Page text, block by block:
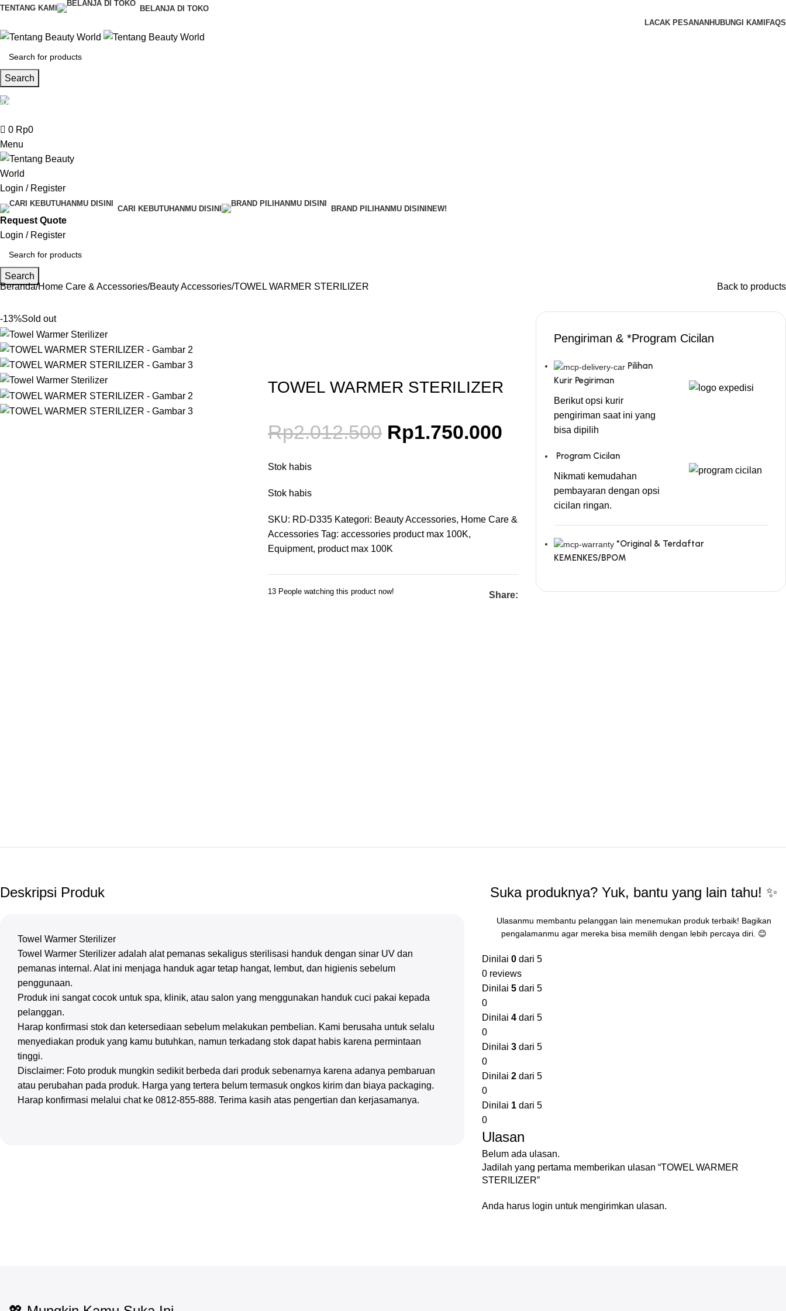
TENTANG KAMI
BELANJA DI TOKO
LACAK PESANAN HUBUNGI KAMI FAQS
Search
0 Rp0
Menu
Login / Register
CARI KEBUTUHANMU DISINI BRAND PILIHANMU DISINI NEW!
Request Quote
Login / Register
Search
Beranda Home Care & Accessories Beauty Accessories TOWEL WARMER STERILIZER Back to products
-13%Sold out
TOWEL WARMER STERILIZER
Rp2.012.500 Rp1.750.000
Stok habis
Stok habis
SKU: RD-D335 Kategori: Beauty Accessories, Home Care &
Accessories Tag: accessories product max 100K,
Equipment, product max 100K
13 People watching this product now! Share:
Pengiriman & *Program Cicilan
Pilihan
Kurir Pegiriman
Berikut opsi kurir
pengiriman saat ini yang
bisa dipilih
Program Cicilan
Nikmati kemudahan
pembayaran dengan opsi
cicilan ringan.
*Original & Terdaftar
KEMENKES/BPOM
Deskripsi Produk
Towel Warmer Sterilizer
Towel Warmer Sterilizer adalah alat pemanas sekaligus sterilisasi handuk dengan sinar UV dan
pemanas internal. Alat ini menjaga handuk agar tetap hangat, lembut, dan higienis sebelum
penggunaan.
Produk ini sangat cocok untuk spa, klinik, atau salon yang menggunakan handuk cuci pakai kepada
pelanggan.
Harap konfirmasi stok dan ketersediaan sebelum melakukan pembelian. Kami berusaha untuk selalu
menyediakan produk yang kamu butuhkan, namun terkadang stok dapat habis karena permintaan
tinggi.
Disclaimer: Foto produk mungkin sedikit berbeda dari produk sebenarnya karena adanya pembaruan
atau perubahan pada produk. Harga yang tertera belum termasuk ongkos kirim dan biaya packaging.
Harap konfirmasi melalui chat ke 0812-855-888. Terima kasih atas pengertian dan kerjasamanya.
Suka produknya? Yuk, bantu yang lain tahu! ✨
Ulasanmu membantu pelanggan lain menemukan produk terbaik! Bagikan
pengalamanmu agar mereka bisa memilih dengan lebih percaya diri. 😊
Dinilai0 dari 5
0 reviews
Dinilai5 dari 5
0
Dinilai4 dari 5
0
Dinilai3 dari 5
0
Dinilai2 dari 5
0
Dinilai 1 dari 5
0
Ulasan
Belum ada ulasan.
Jadilah yang pertama memberikan ulasan “TOWEL WARMER
STERILIZER”
Anda harus login untuk mengirimkan ulasan.